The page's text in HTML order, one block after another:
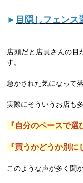
► 目隠しフェンス
店頭だと店員さんの目
す。
急かされた気になって
実際にそういうお店も多
『自分のペースで選
『買うかどうか別に
このような声が多く聞